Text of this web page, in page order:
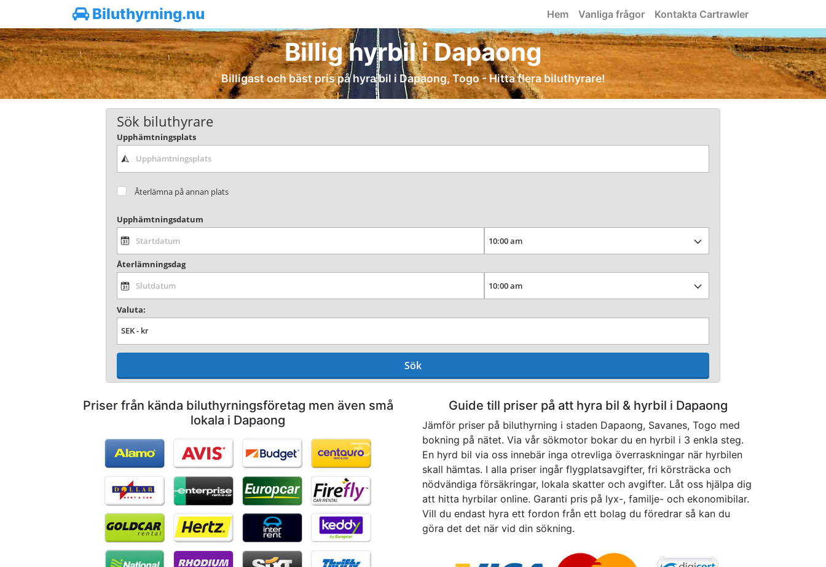
Biluthyrning.nu Hem Vanliga frågor Kontakta Cartrawler
Billig hyrbil i Dapaong
Billigast och bäst pris på hyra bil i Dapaong, Togo - Hitta flera biluthyrare!
Sök biluthyrare
Upphämtningsplats
Återlämna på annan plats
Upphämtningsdatum
Återlämningsdag
Valuta:
Sök
Priser från kända biluthyrningsföretag men även små
lokala i Dapaong
Guide till priser på att hyra bil & hyrbil i Dapaong
Jämför priser på biluthyrning i staden Dapaong, Savanes, Togo med
bokning på nätet. Via vår sökmotor bokar du en hyrbil i 3 enkla steg.
En hyrd bil via oss innebär inga otrevliga överraskningar när hyrbilen
skall hämtas. I alla priser ingår flygplatsavgifter, fri körsträcka och
nödvändiga försäkringar, lokala skatter och avgifter. Låt oss hjälpa dig
att hitta hyrbilar online. Garanti pris på lyx-, familje- och ekonomibilar.
Vill du endast hyra ett fordon från ett bolag du föredrar så kan du
göra det det när vid din sökning.